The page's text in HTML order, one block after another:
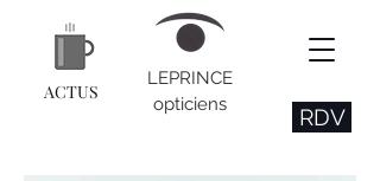
LEPRINCE
opticiens
ACTUS
RDV